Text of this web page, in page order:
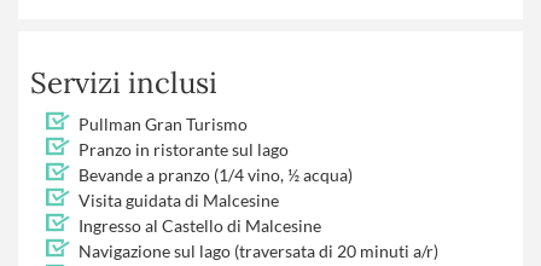
Servizi inclusi
Pullman Gran Turismo
Pranzo in ristorante sul lago
Bevande a pranzo (1/4 vino, ½ acqua)
Visita guidata di Malcesine
Ingresso al Castello di Malcesine
Navigazione sul lago (traversata di 20 minuti a/r)